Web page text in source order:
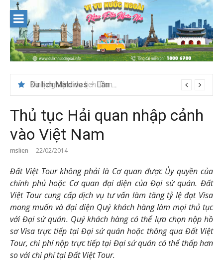
content
Du lịch Maldives – Lần đầu nên đi đâu, chơi gì?
Thủ tục Hải quan nhập cảnh
vào Việt Nam
mslien 22/02/2014
Đất Việt Tour không phải là Cơ quan được Ủy quyền của
chính phủ hoặc Cơ quan đại diện của Đại sứ quán. Đất
Việt Tour cung cấp dịch vụ tư vấn làm tăng tỷ lệ đạt Visa
mong muốn và đại diện Quý khách hàng làm mọi thủ tục
với Đại sứ quán. Quý khách hàng có thể lựa chọn nộp hồ
sơ Visa trực tiếp tại Đại sứ quán hoặc thông qua Đất Việt
Tour, chi phí nộp trực tiếp tại Đại sứ quán có thể thấp hơn
so với chi phí tại Đất Việt Tour.